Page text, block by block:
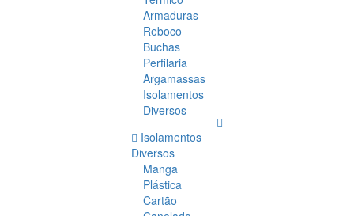
Armaduras
Reboco
Buchas
Perfilaria
Argamassas
Isolamentos
Diversos
Isolamentos
Diversos
Manga
Plástica
Cartão